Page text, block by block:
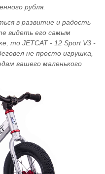
рубля.
в развитие и радость
видеть его самым
то JETCAT - 12 Sport V3 -
не просто игрушка,
вашего маленького